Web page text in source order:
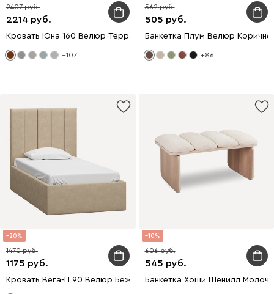
2214
2407
Кровать Юна 160 Велюр Терракотовый
+107
505
562
Банкетка Плум Велюр
+86
20
1175
1470
Кровать Вега-П 90 Велюр Бежевый
10
545
606
Банкетка Хоши Шенилл